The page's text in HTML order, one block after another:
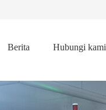
Berita Hubungi kami